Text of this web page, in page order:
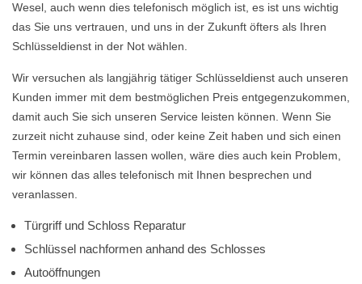
Wesel, auch wenn dies telefonisch möglich ist, es ist uns wichtig
das Sie uns vertrauen, und uns in der Zukunft öfters als Ihren
Schlüsseldienst in der Not wählen.
Wir versuchen als langjährig tätiger Schlüsseldienst auch unseren
Kunden immer mit dem bestmöglichen Preis entgegenzukommen,
damit auch Sie sich unseren Service leisten können. Wenn Sie
zurzeit nicht zuhause sind, oder keine Zeit haben und sich einen
Termin vereinbaren lassen wollen, wäre dies auch kein Problem,
wir können das alles telefonisch mit Ihnen besprechen und
veranlassen.
Türgriff und Schloss Reparatur
Schlüssel nachformen anhand des Schlosses
Autoöffnungen